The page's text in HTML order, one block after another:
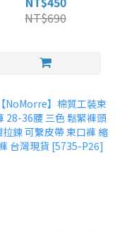
NT$690